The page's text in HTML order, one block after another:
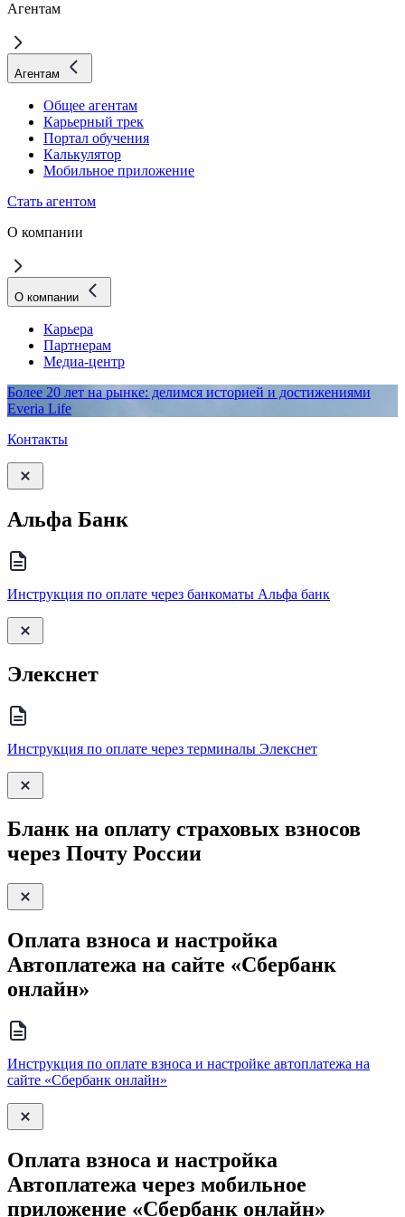
Агентам
Агентам
Общее агентам
Карьерный трек
Портал обучения
Калькулятор
Мобильное приложение
Стать агентом
О компании
О компании
Карьера
Партнерам
Медиа-центр
Более 20 лет на рынке: делимся историей и достижениями
Everia Life
Контакты
Альфа Банк
Инструкция по оплате через банкоматы Альфа банк
Элекснет
Инструкция по оплате через терминалы Элекснет
Бланк на оплату страховых взносов
через Почту России
Оплата взноса и настройка
Автоплатежа на сайте «Сбербанк
онлайн»
Инструкция по оплате взноса и настройке автоплатежа на
сайте «Сбербанк онлайн»
Оплата взноса и настройка
Автоплатежа через мобильное
приложение «Сбербанк онлайн»